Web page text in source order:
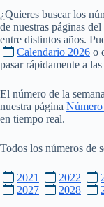
¿Quieres buscar los
de nuestras páginas
entre distintos años.
Calendario 2026 o
pasar rápidamente a
El número de la
nuestra página Número
en tiempo real.
Todos los números de
2021 2022
2027
2028